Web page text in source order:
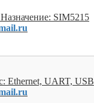
SIM5215
Ethernet, UART, USB